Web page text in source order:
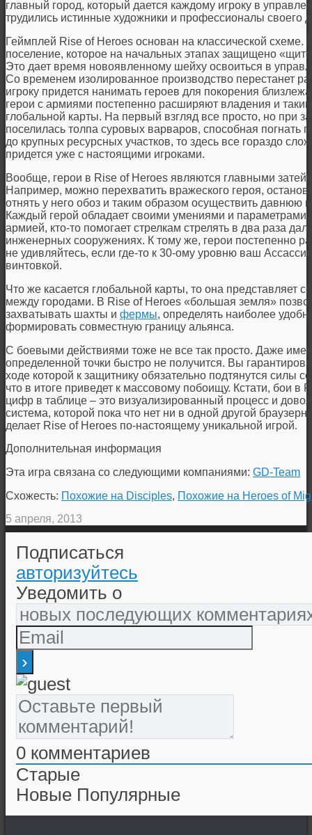
главный город, который дается каждому игроку в
трудились истинные художники и профессионалы своего
Геймплей Rise of Heroes основан на классической схеме.
поселение, которое на начальных этапах защищено
Это дает время новоявленному шейху освоиться в
Со временем изолированное производство перестанет
игроку придется нанимать героев для покорения
герои с армиями постепенно расширяют владения и
глобальной карты. На первый взгляд все просто, но при
поселилась толпа суровых варваров, способная погнать
до крупных ресурсных участков, то здесь все гораздо
придется уже с настоящими игроками.
Вообще, герои в Rise of Heroes являются главными
Например, можно перехватить вражеского героя,
отнять у него обоз и таким образом осуществить давнюю
Каждый герой обладает своими умениями и параметрами.
армией, кто-то помогает стрелкам стрелять в два раза
инженерных сооружениях. К тому же, герои постепенно
не удивляйтесь, если где-то к 30-ому уровню ваш
винтовкой.
Что же касается глобальной карты, то она представляет
между городами. В Rise of Heroes «большая земля»
захватывать шахты и фермы, определять наиболее
формировать совместную границу альянса.
С боевыми действиями тоже не все так просто. Даже
определенной точки быстро не получится. Вы
ходе которой к защитнику обязательно подтянутся силы
что в итоге приведет к массовому побоищу. Кстати, бои в
цифр в таблице – это визуализированный процесс и
система, которой пока что нет ни в одной другой
делает Rise of Heroes по-настоящему уникальной игрой.
Дополнительная информация
Эта игра связана со следующими компаниями: GD-Team
Схожесть: Похожие на Disciples, Похожие на Heroes of
5 апреля, 2013
Подписаться
авторизуйтесь
Уведомить о
0 комментариев
Старые
Новые Популярные